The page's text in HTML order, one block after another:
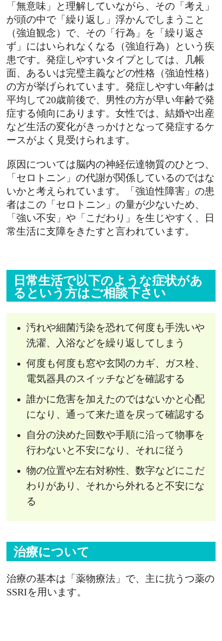
「無意味」と理解していながら、その「考え」
が頭の中で「繰り返し」浮かんでしまうこと
（強迫観念）で、その「行為」を「繰り返さ
ず」にはいられなくなる（強迫行為）という疾
患です。発症しやすいタイプとしては、几帳
面、あるいは完璧主義などの性格（強迫性格）
の方が挙げられています。発症しやすい年齢は
平均して20歳前後で、男性の方が早い年齢で発
症する傾向にあります。女性では、結婚や出産
など生活の変化がきっかけとなって発症するケ
ースがよく見受けられます。
原因については脳内の神経伝達物質のひとつ、
「セロトニン」の代謝が関係しているのではな
いかと考えられています。「強迫性障害」の患
者はこの「セロトニン」の量が少ないため、
「強い不安」や「こだわり」を生じやすく、日
常生活に支障をきたすと言われています。
日常生活で以下のような症状があ
るという方はご相談下さい
汚れや細菌汚染を恐れて何度も手洗いや
洗濯、入浴などを繰り返してしまう
何度も何度も窓や玄関のカギ、ガス栓、
電気器具のスイッチなどを確認する
誰かに危害を加えたのではないかと心配
になり、通って来た道を戻って確認する
自分の決めた回数や手順に沿って物事を
行わないと不安になり、それに従う
物の位置や左右対称性、数字などにこだ
わりがあり、それから外れると不安にな
る
治療について
治療の基本は「薬物療法」で、主に抗うつ薬の
SSRIを用います。